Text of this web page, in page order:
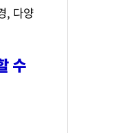
, 다양
수